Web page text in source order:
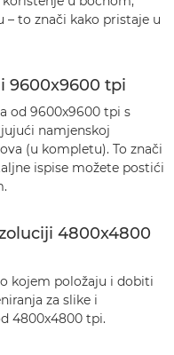
to znači kako pristaje u
9600x9600 tpi
od 9600x9600 tpi s
namjenskoj
(u kompletu). To znači
ispise možete postići
4800x4800
kojem položaju i dobiti
za slike i
4800x4800 tpi.